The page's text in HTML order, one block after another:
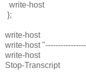
write-host
};
write-host
write-host
write-host
Stop-Transcript